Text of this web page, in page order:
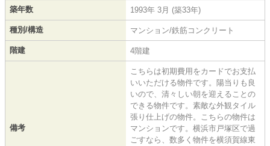
築年数 1993年 3月 (築33年)
種別/構造 マンション/鉄筋コンクリート
階建 4階建
備考
こちらは初期費用をカードでお支払
いいただける物件です。陽当りも良
いので、清々しい朝を迎えることの
できる物件です。素敵な外観タイル
張り仕上げの物件。こちらの物件は
マンションです。横浜市戸塚区で過
ごすなら、数多く物件を横須賀線東